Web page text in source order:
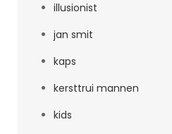
illusionist
jan smit
kaps
kersttrui mannen
kids